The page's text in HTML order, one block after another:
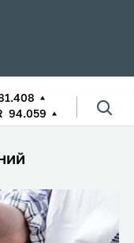
94.059